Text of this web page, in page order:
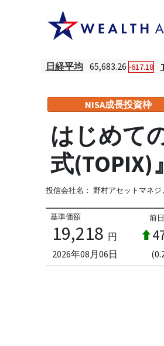
日経平均 65,683.26 -617.18
NISA成長投資枠
はじめて
式(TOPIX)』
投信会社名： 野村アセットマネジ
基準価額
19,218 円
2026年08月06日
前